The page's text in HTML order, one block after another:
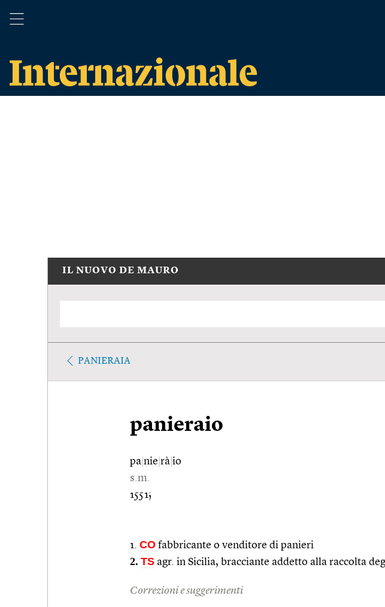
IL NUOVO DE MAURO
PANIERAIA
panieraio
pa nie rà io
s.m.
1551;
1. CO fabbricante o venditore di panieri
2. TS agr. in Sicilia, bracciante addetto alla raccolta
Correzioni e suggerimenti